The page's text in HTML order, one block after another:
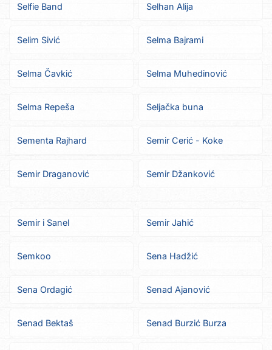
Selfie Band Selhan Alija
Selim Sivić Selma Bajrami
Selma Čavkić Selma Muhedinović
Selma Repeša Seljačka buna
Sementa Rajhard Semir Cerić - Koke
Semir Draganović Semir Džanković
Semir i Sanel Semir Jahić
Semkoo Sena Hadžić
Sena Ordagić Senad Ajanović
Senad Bektaš Senad Burzić Burza